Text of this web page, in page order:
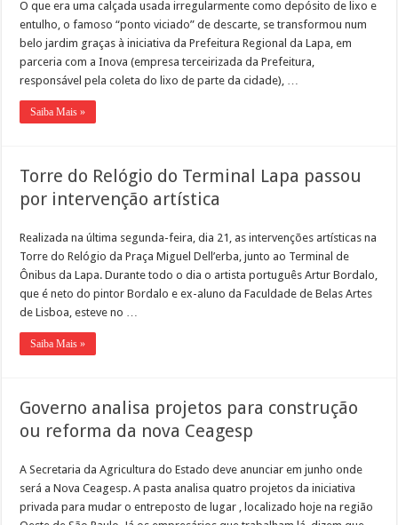
O que era uma calçada usada irregularmente como depósito de lixo e
entulho, o famoso “ponto viciado” de descarte, se transformou num
belo jardim graças à iniciativa da Prefeitura Regional da Lapa, em
parceria com a Inova (empresa terceirizada da Prefeitura,
responsável pela coleta do lixo de parte da cidade), …
Saiba Mais »
Torre do Relógio do Terminal Lapa passou
por intervenção artística
Realizada na última segunda-feira, dia 21, as intervenções artísticas na
Torre do Relógio da Praça Miguel Dell’erba, junto ao Terminal de
Ônibus da Lapa. Durante todo o dia o artista português Artur Bordalo,
que é neto do pintor Bordalo e ex-aluno da Faculdade de Belas Artes
de Lisboa, esteve no …
Saiba Mais »
Governo analisa projetos para construção
ou reforma da nova Ceagesp
A Secretaria da Agricultura do Estado deve anunciar em junho onde
será a Nova Ceagesp. A pasta analisa quatro projetos da iniciativa
privada para mudar o entreposto de lugar , localizado hoje na região